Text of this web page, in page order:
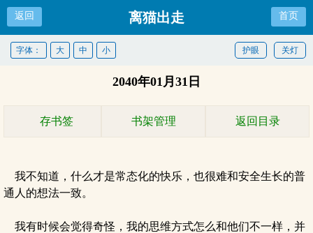
返回 离猫出走 首页
关灯
护眼
字体： 大 中 小
2040年01月31日
存书签 书架管理 返回目录
我不知道，什么才是常态化的快乐，也很难和安全生长的普
通人的想法一致。
我有时候会觉得奇怪，我的思维方式怎么和他们不一样，并